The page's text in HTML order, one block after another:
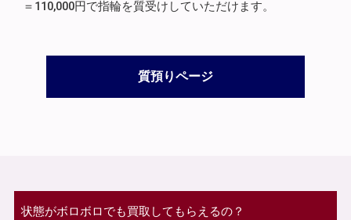
＝110,000円で指輪を質受けしていただけます。
質預りページ
状態がボロボロでも買取してもらえるの？